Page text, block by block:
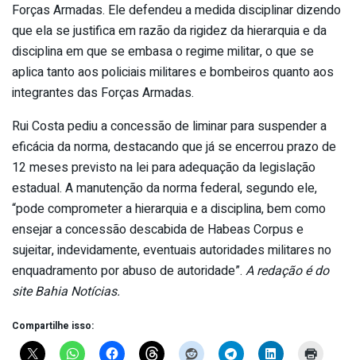
Forças Armadas. Ele defendeu a medida disciplinar dizendo
que ela se justifica em razão da rigidez da hierarquia e da
disciplina em que se embasa o regime militar, o que se
aplica tanto aos policiais militares e bombeiros quanto aos
integrantes das Forças Armadas.
Rui Costa pediu a concessão de liminar para suspender a
eficácia da norma, destacando que já se encerrou prazo de
12 meses previsto na lei para adequação da legislação
estadual. A manutenção da norma federal, segundo ele,
“pode comprometer a hierarquia e a disciplina, bem como
ensejar a concessão descabida de Habeas Corpus e
sujeitar, indevidamente, eventuais autoridades militares no
enquadramento por abuso de autoridade”. A redação é do
site Bahia Notícias.
Compartilhe isso: